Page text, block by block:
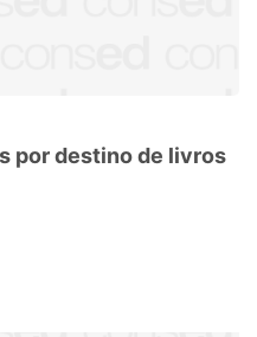
por destino de livros